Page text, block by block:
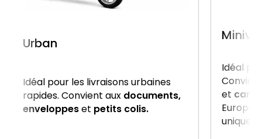
Urban
Idéal pour les livraisons urbaines
rapides. Convient aux documents,
enveloppeset petits colis.
Idéal
et
Europe,